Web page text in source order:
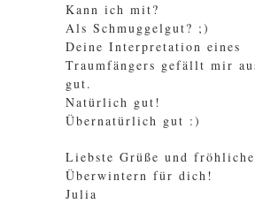
Kann ich mit?
Als Schmuggelgut? ;)
Deine Interpretation eines
Traumfängers gefällt mir
gut.
Natürlich gut!
Übernatürlich gut :)
Liebste Grüße und
Überwintern für dich!
Julia